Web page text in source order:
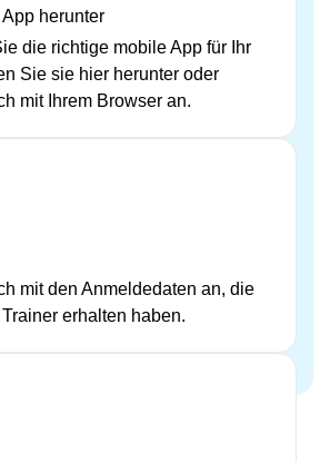
herunter
die richtige mobile App für Ihr
Sie sie hier herunter oder
mit Ihrem Browser an.
mit den Anmeldedaten an, die
erhalten haben.